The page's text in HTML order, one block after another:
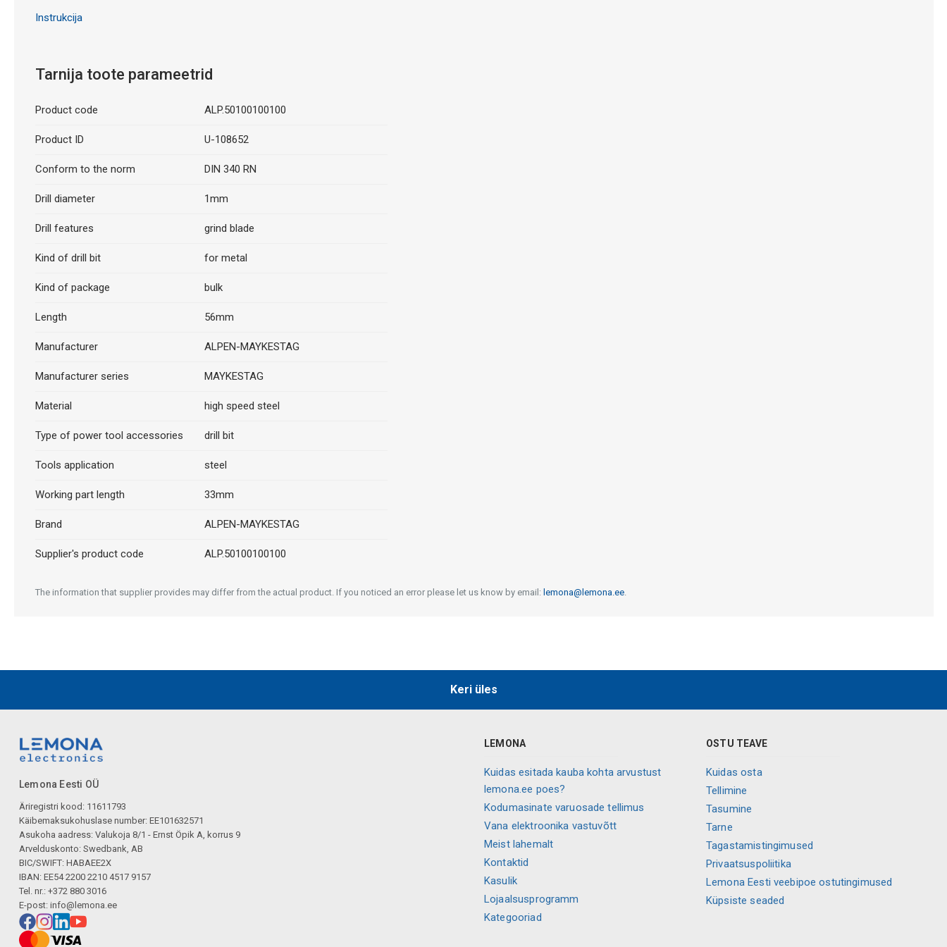
Instrukcija
Tarnija toote parameetrid
Product code ALP.50100100100
Product ID U-108652
Conform to the norm DIN 340 RN
Drill diameter 1mm
Drill features grind blade
Kind of drill bit for metal
Kind of package bulk
Length 56mm
Manufacturer ALPEN-MAYKESTAG
Manufacturer series MAYKESTAG
Material high speed steel
Type of power tool accessories drill bit
Tools application steel
Working part length 33mm
Brand ALPEN-MAYKESTAG
Supplier's product code ALP.50100100100
The information that supplier provides may differ from the actual product. If you noticed an error please let us know by email: lemona@lemona.ee.
Keri üles
Lemona Eesti OÜ
Äriregistri kood: 11611793
Käibemaksukohuslase number: EE101632571
Asukoha aadress: Valukoja 8/1 - Ernst Öpik A, korrus 9
Arvelduskonto: Swedbank, AB
BIC/SWIFT: HABAEE2X
IBAN: EE54 2200 2210 4517 9157
Tel. nr.: +372 880 3016
E-post: info@lemona.ee
LEMONA
Kuidas esitada kauba kohta arvustust
lemona.ee poes?
Kodumasinate varuosade tellimus
Vana elektroonika vastuvõtt
Meist lahemalt
Kontaktid
Kasulik
Lojaalsusprogramm
Kategooriad
OSTU TEAVE
Kuidas osta
Tellimine
Tasumine
Tarne
Tagastamistingimused
Privaatsuspoliitika
Lemona Eesti veebipoe ostutingimused
Küpsiste seaded